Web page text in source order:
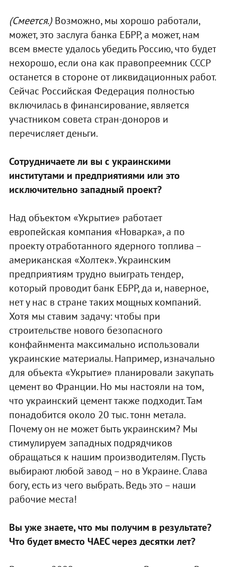
(Смеется.)Возможно, мы хорошо работали,
может, это заслуга банка ЕБРР, а может, нам
всем вместе удалось убедить Россию, что будет
нехорошо, если она как правопреемник СССР
останется в стороне от ликвидационных работ.
Сейчас Российская Федерация полностью
включилась в финансирование, является
участником совета стран-доноров и
перечисляет деньги.
Сотрудничаете ли вы с украинскими
институтами и предприятиями или это
исключительно западный проект?
Над объектом «Укрытие» работает
европейская компания «Новарка», а по
проекту отработанного ядерного топлива –
американская «Холтек». Украинским
предприятиям трудно выиграть тендер,
который проводит банк ЕБРР, да и, наверное,
нет у нас в стране таких мощных компаний.
Хотя мы ставим задачу: чтобы при
строительстве нового безопасного
конфайнмента максимально использовали
украинские материалы. Например, изначально
для объекта «Укрытие» планировали закупать
цемент во Франции. Но мы настояли на том,
что украинский цемент также подходит. Там
понадобится около 20 тыс. тонн метала.
Почему он не может быть украинским? Мы
стимулируем западных подрядчиков
обращаться к нашим производителям. Пусть
выбирают любой завод – но в Украине. Слава
богу, есть из чего выбрать. Ведь это – наши
рабочие места!
Вы уже знаете, что мы получим в результате?
Что будет вместо ЧАЕС через десятки лет?